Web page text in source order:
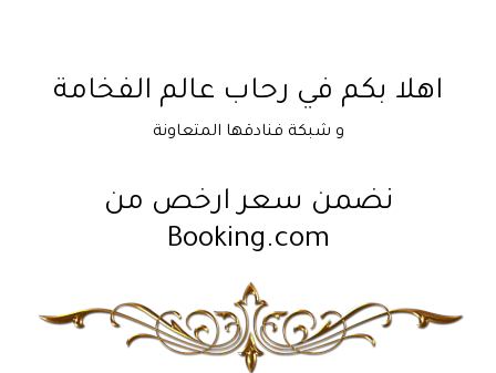
اهلا بكم في رحاب عالم الفخامة
و شبكة فنادقها المتعاونة
نضمن سعر ارخص من
Booking.com